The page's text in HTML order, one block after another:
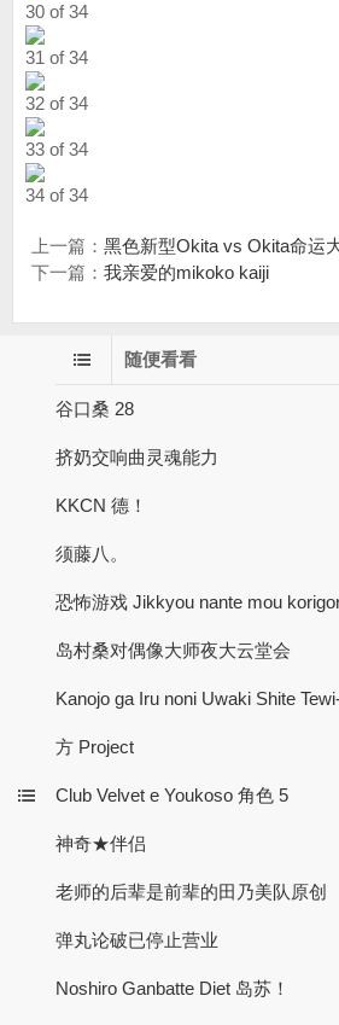
30 of 34
31 of 34
32 of 34
33 of 34
34 of 34
上一篇： 黑色新型Okita vs Okita命运
下一篇： 我亲爱的mikoko kaiji
随便看看
谷口桑 28
挤奶交响曲灵魂能力
KKCN 德！
须藤八。
恐怖游戏 Jikkyou nante mou
岛村桑对偶像大师夜大云堂会
Kanojo ga Iru noni Uwaki Shite
方 Project
Club Velvet e Youkoso 角色 5
神奇★伴侣
老师的后辈是前辈的田乃美队原创
弹丸论破已停止营业
Noshiro Ganbatte Diet 岛苏！